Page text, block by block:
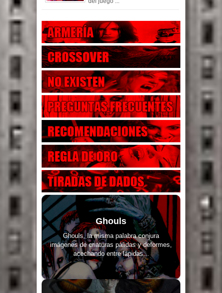
Ghouls
Ghouls, la misma palabra conjura
imágenes de criaturas pálidas y deformes,
acechando entre lápidas...